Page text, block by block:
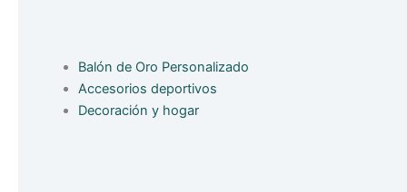
Balón de Oro Personalizado
Accesorios deportivos
Decoración y hogar